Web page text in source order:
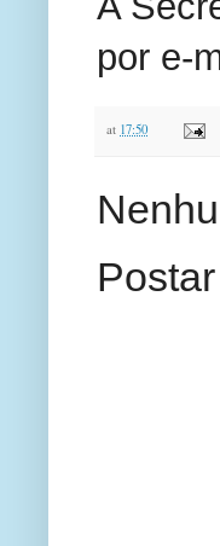
por e-
at 17:50